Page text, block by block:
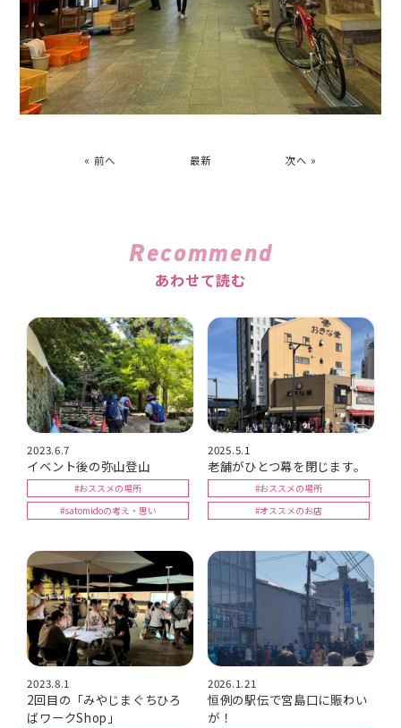
« 前へ 最新 次へ »
Recommend
あわせて読む
2023.6.7
イベント後の弥山登山
#おススメの場所
#satomidoの考え・思い
2025.5.1
老舗がひとつ幕を閉じます。
#おススメの場所
#オススメのお店
2023.8.1
2回目の「みやじまぐちひろ
ばワークShop」
2026.1.21
恒例の駅伝で宮島口に賑わい
が！